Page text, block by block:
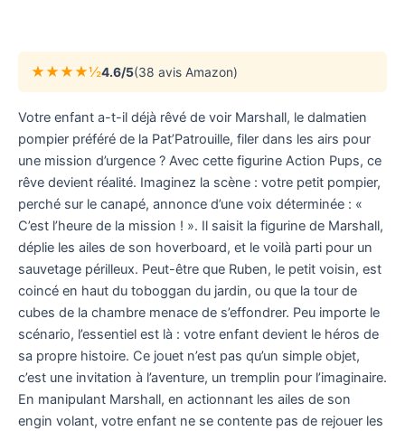
★★★★½4.6/5(38 avis Amazon)
Votre enfant a-t-il déjà rêvé de voir Marshall, le dalmatien
pompier préféré de la Pat’Patrouille, filer dans les airs pour
une mission d’urgence ? Avec cette figurine Action Pups, ce
rêve devient réalité. Imaginez la scène : votre petit pompier,
perché sur le canapé, annonce d’une voix déterminée : «
C’est l’heure de la mission ! ». Il saisit la figurine de Marshall,
déplie les ailes de son hoverboard, et le voilà parti pour un
sauvetage périlleux. Peut-être que Ruben, le petit voisin, est
coincé en haut du toboggan du jardin, ou que la tour de
cubes de la chambre menace de s’effondrer. Peu importe le
scénario, l’essentiel est là : votre enfant devient le héros de
sa propre histoire. Ce jouet n’est pas qu’un simple objet,
c’est une invitation à l’aventure, un tremplin pour l’imaginaire.
En manipulant Marshall, en actionnant les ailes de son
engin volant, votre enfant ne se contente pas de rejouer les